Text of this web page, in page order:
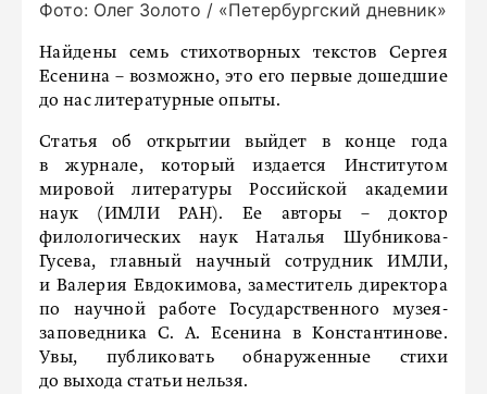
Фото: Олег Золото / «Петербургский дневник»
Найдены семь стихотворных текстов Сергея
Есенина – возможно, это его первые дошедшие
до нас литературные опыты.
Статья об открытии выйдет в конце года
в журнале, который издается Институтом
мировой литературы Российской академии
наук (ИМЛИ РАН). Ее авторы – доктор
филологических наук Наталья Шубникова-
Гусева, главный научный сотрудник ИМЛИ,
и Валерия Евдокимова, заместитель директора
по научной работе Государственного музея-
заповедника С. А. Есенина в Константинове.
Увы, публиковать обнаруженные стихи
до выхода статьи нельзя.